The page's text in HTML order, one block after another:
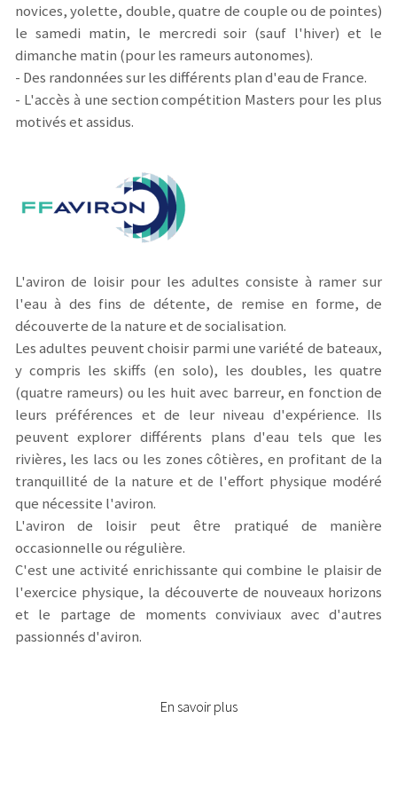
novices, yolette, double, quatre de couple ou de pointes)
le samedi matin, le mercredi soir (sauf l'hiver) et le
dimanche matin (pour les rameurs autonomes).
- Des randonnées sur les différents plan d'eau de France.
- L'accès à une section compétition Masters pour les plus
motivés et assidus.
L'aviron de loisir pour les adultes consiste à ramer sur
l'eau à des fins de détente, de remise en forme, de
découverte de la nature et de socialisation.
Les adultes peuvent choisir parmi une variété de bateaux,
y compris les skiffs (en solo), les doubles, les quatre
(quatre rameurs) ou les huit avec barreur, en fonction de
leurs préférences et de leur niveau d'expérience. Ils
peuvent explorer différents plans d'eau tels que les
rivières, les lacs ou les zones côtières, en profitant de la
tranquillité de la nature et de l'effort physique modéré
que nécessite l'aviron.
L'aviron de loisir peut être pratiqué de manière
occasionnelle ou régulière.
C'est une activité enrichissante qui combine le plaisir de
l'exercice physique, la découverte de nouveaux horizons
et le partage de moments conviviaux avec d'autres
passionnés d'aviron.
En savoir plus